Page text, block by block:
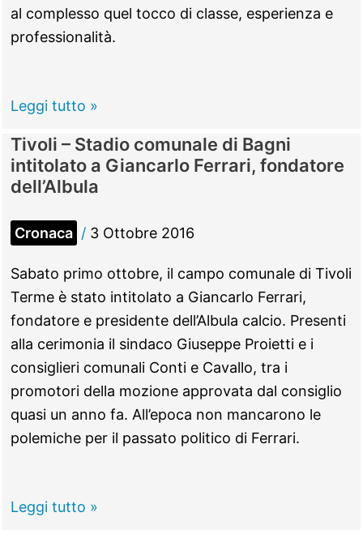
al complesso quel tocco di classe, esperienza e
professionalità.
Calcio,
grosso
del
Real
Monterotondo
Scalo:
arriva
l’ex
As
Roma
Di
Cerbo
Leggi tutto »
Tivoli – Stadio comunale di Bagni
intitolato a Giancarlo Ferrari, fondatore
dell’Albula
Cronaca / 3 Ottobre 2016
Sabato primo ottobre, il campo comunale di Tivoli
Terme è stato intitolato a Giancarlo Ferrari,
fondatore e presidente dell’Albula calcio. Presenti
alla cerimonia il sindaco Giuseppe Proietti e i
consiglieri comunali Conti e Cavallo, tra i
promotori della mozione approvata dal consiglio
quasi un anno fa. All’epoca non mancarono le
polemiche per il passato politico di Ferrari.
Tivoli
Leggi tutto »